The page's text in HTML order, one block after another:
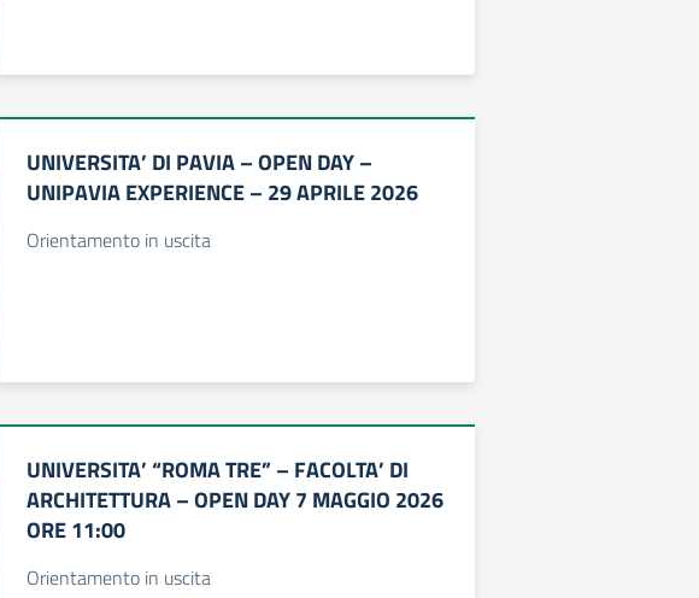
UNIVERSITA’ DI PAVIA – OPEN DAY –
UNIPAVIA EXPERIENCE – 29 APRILE 2026
Orientamento in uscita
UNIVERSITA’ “ROMA TRE” – FACOLTA’ DI
ARCHITETTURA – OPEN DAY 7 MAGGIO 2026
ORE 11:00
Orientamento in uscita